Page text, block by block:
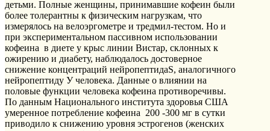
детьми. Полные женщины, принимавшие кофеин были
более толерантны к физическим нагрузкам, что
измерялось на велоэргометре и тредмил-тестом. Но и
при экспериментальном пассивном использовании
кофеина в диете у крыс линии Вистар, склонных к
ожирению и диабету, наблюдалось достоверное
снижение концентраций нейропептидаS, аналогичного
нейропептиду У человека. Данные о влиянии на
половые функции человека кофеина противоречивы.
По данным Национального института здоровья США
умеренное потребление кофеина 200 -300 мг в сутки
приводило к снижению уровня эстрогенов (женских